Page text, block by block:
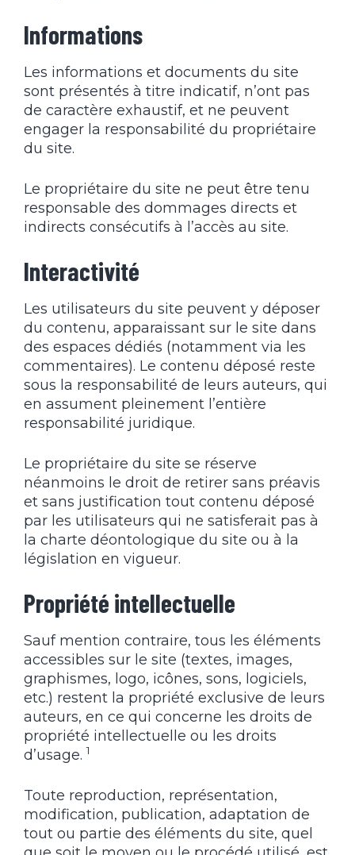
Informations
Les informations et documents du site
sont présentés à titre indicatif, n’ont pas
de caractère exhaustif, et ne peuvent
engager la responsabilité du propriétaire
du site.
Le propriétaire du site ne peut être tenu
responsable des dommages directs et
indirects consécutifs à l’accès au site.
Interactivité
Les utilisateurs du site peuvent y déposer
du contenu, apparaissant sur le site dans
des espaces dédiés (notamment via les
commentaires). Le contenu déposé reste
sous la responsabilité de leurs auteurs, qui
en assument pleinement l’entière
responsabilité juridique.
Le propriétaire du site se réserve
néanmoins le droit de retirer sans préavis
et sans justification tout contenu déposé
par les utilisateurs qui ne satisferait pas à
la charte déontologique du site ou à la
législation en vigueur.
Propriété intellectuelle
Sauf mention contraire, tous les éléments
accessibles sur le site (textes, images,
graphismes, logo, icônes, sons, logiciels,
etc.) restent la propriété exclusive de leurs
auteurs, en ce qui concerne les droits de
propriété intellectuelle ou les droits
d’usage. 1
Toute reproduction, représentation,
modification, publication, adaptation de
tout ou partie des éléments du site, quel